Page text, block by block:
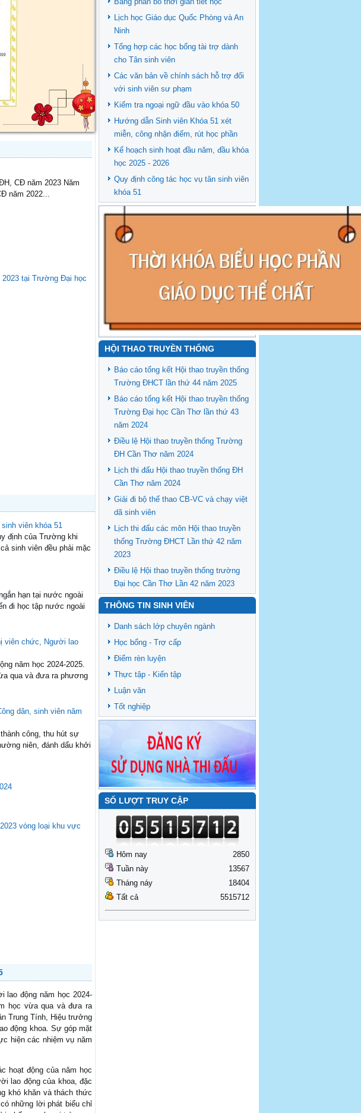
CĐ năm 2023 Năm
năm 2022...
tại Trường Đại học
viên khóa 51
định của Trường khi
sinh viên đều phải mặc
hạn tại nước ngoài
đi học tập nước ngoài
năm học 2024-2025.
qua và đưa ra phương
công, thu hút sự
niên, đánh dấu khởi
vòng loại khu vực
Lịch học Giáo dục Quốc Phòng và An
Ninh
Tổng hợp các học bổng tài trợ dành
cho Tân sinh viên
Các văn bản về chính sách hỗ trợ đối
với sinh viên sư phạm
Kiểm tra ngoại ngữ đầu vào khóa 50
Hướng dẫn Sinh viên Khóa 51 xét
miễn, công nhận điểm, rút học phần
Kế hoạch sinh hoạt đầu năm, đầu khóa
học 2025 - 2026
Quy định công tác học vụ tân sinh viên
khóa 51
HỘI THAO TRUYỀN THỐNG
Báo cáo tổng kết Hội thao truyền thống
Trường ĐHCT lần thứ 44 năm 2025
Báo cáo tổng kết Hội thao truyền thống
Trường Đại học Cần Thơ lần thứ 43
năm 2024
Điều lệ Hội thao truyền thống Trường
ĐH Cần Thơ năm 2024
Lịch thi đấu Hội thao truyền thống ĐH
Cần Thơ năm 2024
Giải đi bộ thể thao CB-VC và chạy việt
dã sinh viên
Lịch thi đấu các môn Hội thao truyền
thống Trường ĐHCT Lần thứ 42 năm
2023
Điều lệ Hội thao truyền thống trường
Đại học Cần Thơ Lần 42 năm 2023
THÔNG TIN SINH VIÊN
Danh sách lớp chuyên ngành
Học bổng - Trợ cấp
Điểm rèn luyện
Thực tập - Kiến tập
Luận văn
Tốt nghiệp
SỐ LƯỢT TRUY CẬP
Hôm nay
Tuần này
Tháng náy
Tất cả
2850
13567
18404
5515712